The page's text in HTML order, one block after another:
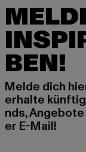
BEN!
Melde dich
erhalte
nds,
er E-Mail!